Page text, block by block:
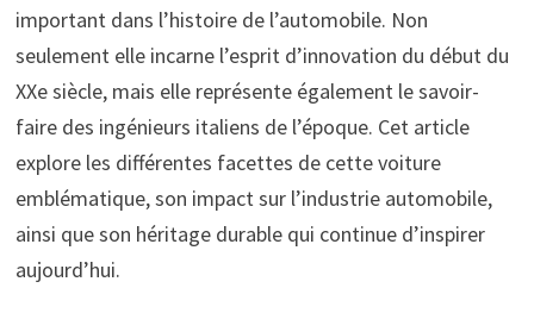
important dans l’histoire de l’automobile. Non
seulement elle incarne l’esprit d’innovation du début du
XXe siècle, mais elle représente également le savoir-
faire des ingénieurs italiens de l’époque. Cet article
explore les différentes facettes de cette voiture
emblématique, son impact sur l’industrie automobile,
ainsi que son héritage durable qui continue d’inspirer
aujourd’hui.